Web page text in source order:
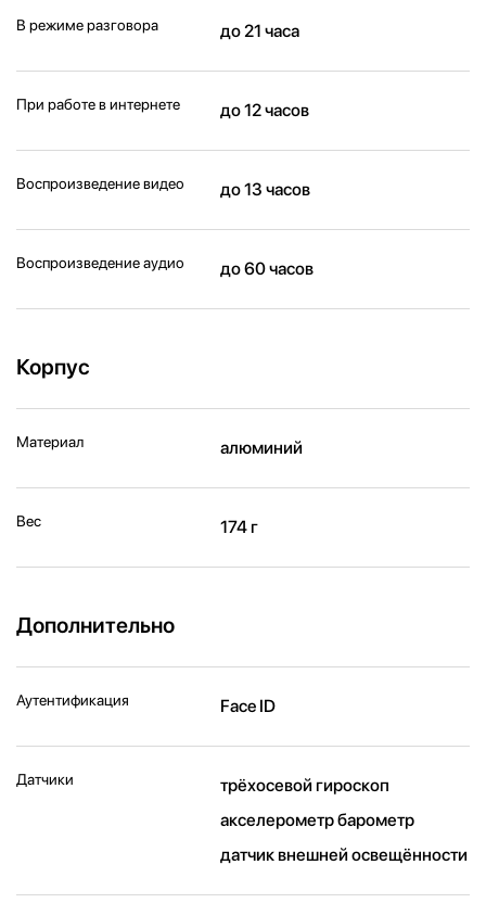
В режиме разговора до 21 часа
При работе в интернете до 12 часов
Воспроизведение видео до 13 часов
Воспроизведение аудио до 60 часов
Корпус
Материал алюминий
Вес 174 г
Дополнительно
Аутентификация Face ID
Датчики
трёхосевой гироскоп
акселерометр барометр
датчик внешней освещённости